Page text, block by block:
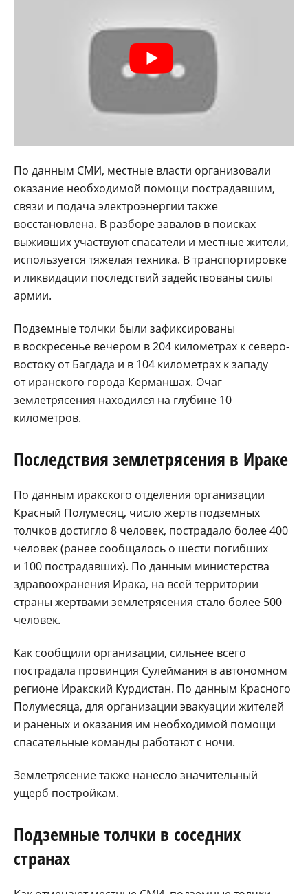
По данным СМИ, местные власти организовали
оказание необходимой помощи пострадавшим,
связи и подача электроэнергии также
восстановлена. В разборе завалов в поисках
выживших участвуют спасатели и местные жители,
используется тяжелая техника. В транспортировке
и ликвидации последствий задействованы силы
армии.
Подземные толчки были зафиксированы
в воскресенье вечером в 204 километрах к северо-
востоку от Багдада и в 104 километрах к западу
от иранского города Керманшах. Очаг
землетрясения находился на глубине 10
километров.
Последствия землетрясения в Ираке
По данным иракского отделения организации
Красный Полумесяц, число жертв подземных
толчков достигло 8 человек, пострадало более 400
человек (ранее сообщалось о шести погибших
и 100 пострадавших). По данным министерства
здравоохранения Ирака, на всей территории
страны жертвами землетрясения стало более 500
человек.
Как сообщили организации, сильнее всего
пострадала провинция Сулеймания в автономном
регионе Иракский Курдистан. По данным Красного
Полумесяца, для организации эвакуации жителей
и раненых и оказания им необходимой помощи
спасательные команды работают с ночи.
Землетрясение также нанесло значительный
ущерб постройкам.
Подземные толчки в соседних
странах